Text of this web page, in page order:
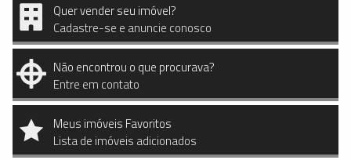
Quer vender seu imóvel?
Cadastre-se e anuncie conosco
Não encontrou o que procurava?
Entre em contato
Meus imóveis Favoritos
Lista de imóveis adicionados